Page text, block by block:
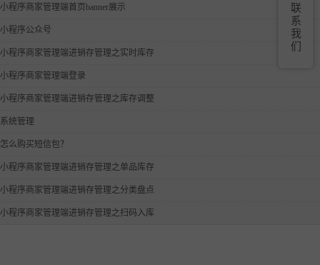
小程序商家管理端首页banner展示
小程序公众号
小程序商家管理端进销存管理之实时库存
小程序商家管理端登录
小程序商家管理端进销存管理之库存调整
系统管理
怎么购买短信包？
小程序商家管理端进销存管理之单品库存
小程序商家管理端进销存管理之分类盘点
小程序商家管理端进销存管理之扫码入库
联
系
我
们